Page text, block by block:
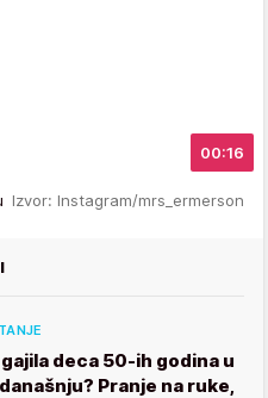
00:16
Izvor: Instagram/mrs_ermerson
deca 50-ih godina u
Pranje na ruke,